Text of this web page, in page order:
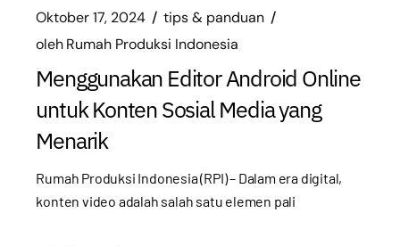
Oktober 17, 2024
tips & panduan
olehRumah Produksi Indonesia
Menggunakan Editor Android Online
untuk Konten Sosial Media yang
Menarik
Rumah Produksi Indonesia (RPI) – Dalam era digital,
konten video adalah salah satu elemen pali